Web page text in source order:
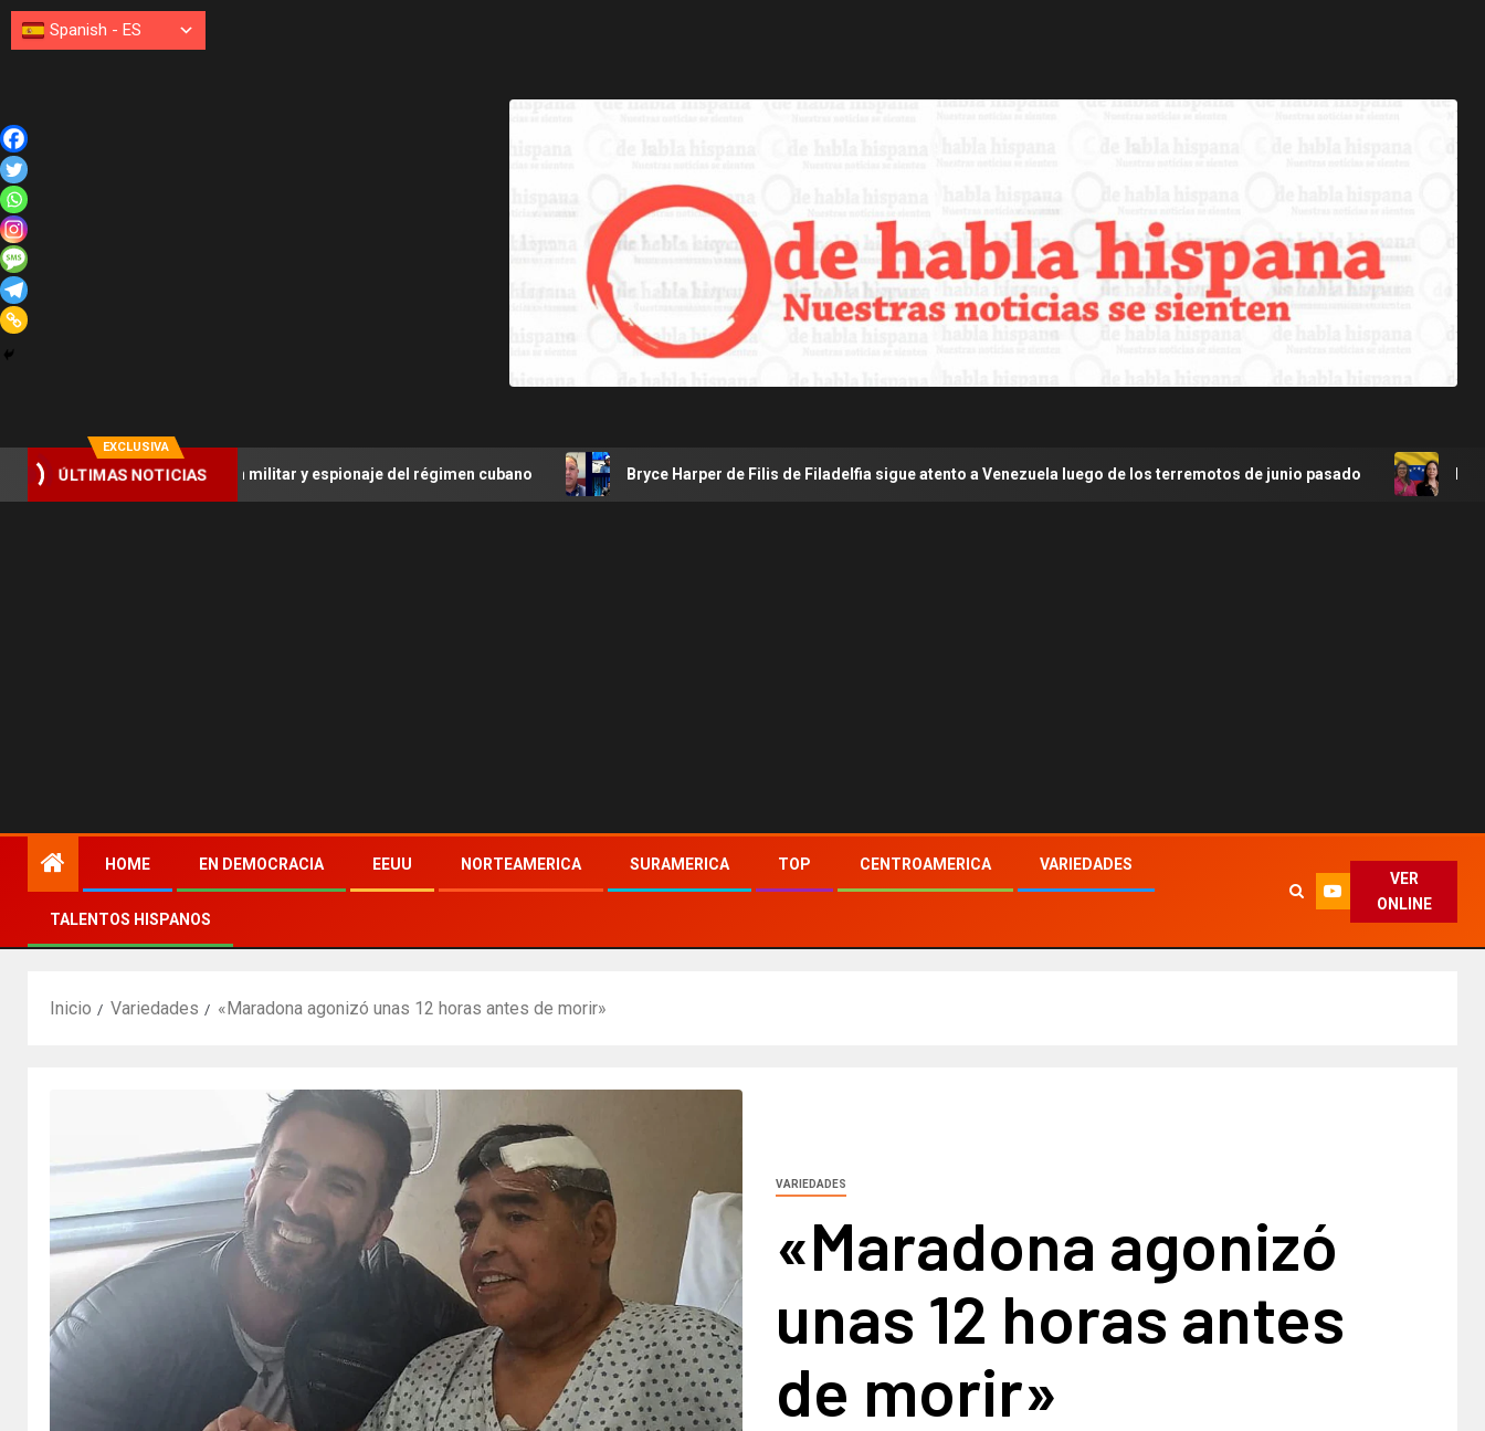
EXCLUSIVA
ÚLTIMAS NOTICIAS
militar y espionaje del régimen cubano Bryce Harper de Filis de Filadelfia sigue atento a Venezuela luego de los terremotos de junio pasado Encuesta AtlasIntel sobre
HOME EN DEMOCRACIA EEUU NORTEAMERICA SURAMERICA TOP CENTROAMERICA VARIEDADES
TALENTOS HISPANOS
VER
ONLINE
Inicio Variedades «Maradona agonizó unas 12 horas antes de morir»
VARIEDADES
«Maradona agonizó
unas 12 horas antes
de morir»
Spanish - ES